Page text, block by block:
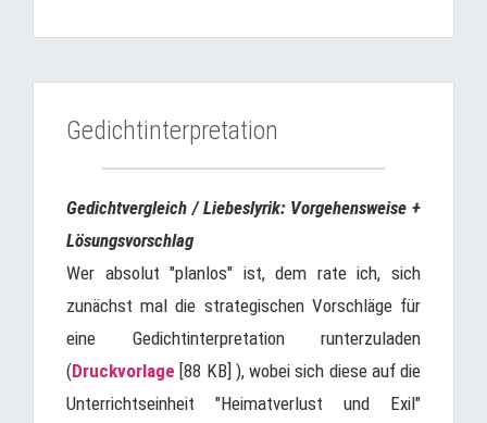
Gedichtinterpretation
Gedichtvergleich / Liebeslyrik: Vorgehensweise +
Lösungsvorschlag
Wer absolut "planlos" ist, dem rate ich, sich
zunächst mal die strategischen Vorschläge für
eine Gedichtinterpretation runterzuladen
(Druckvorlage [88 KB] ), wobei sich diese auf die
Unterrichtseinheit "Heimatverlust und Exil"